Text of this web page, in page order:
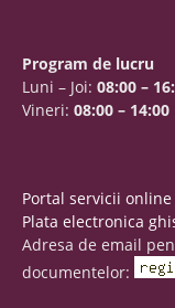
Program de lucru
Luni – Joi: 08:00 –
Vineri: 08:00 – 14:00
Portal servicii
Plata electronica
Adresa de email
documentelor: